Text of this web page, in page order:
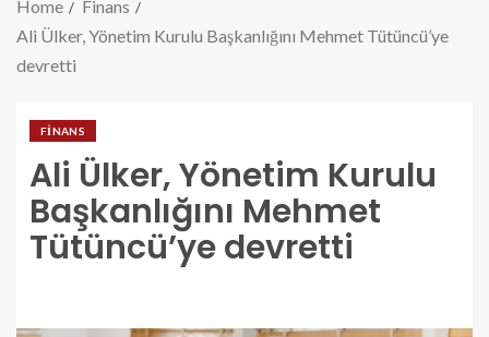
Home
Finans
Ali Ülker, Yönetim Kurulu Başkanlığını Mehmet Tütüncü’ye
devretti
FINANS
Ali Ülker, Yönetim Kurulu
Başkanlığını Mehmet
Tütüncü’ye devretti